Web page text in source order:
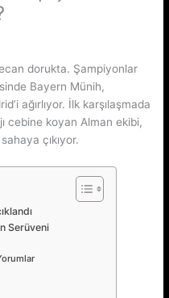
dorukta. Şampiyonlar
Bayern Münih,
ağırlıyor. İlk karşılaşmada
cebine koyan Alman ekibi,
çıkıyor.
Serüveni